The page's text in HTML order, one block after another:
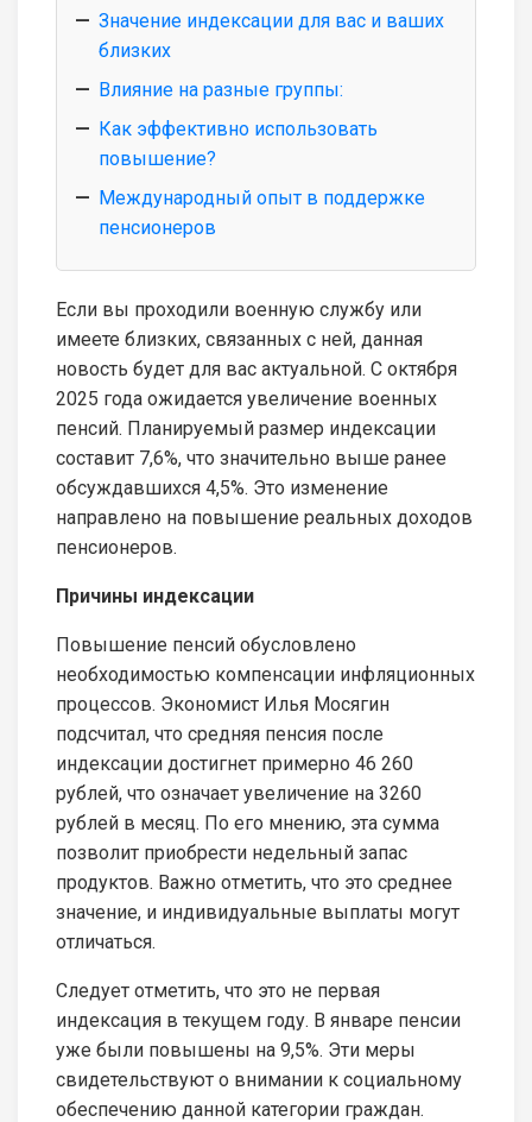
Значение индексации для вас и ваших
близких
Влияние на разные группы:
Как эффективно использовать
повышение?
Международный опыт в поддержке
пенсионеров
Если вы проходили военную службу или
имеете близких, связанных с ней, данная
новость будет для вас актуальной. С октября
2025 года ожидается увеличение военных
пенсий. Планируемый размер индексации
составит 7,6%, что значительно выше ранее
обсуждавшихся 4,5%. Это изменение
направлено на повышение реальных доходов
пенсионеров.
Причины индексации
Повышение пенсий обусловлено
необходимостью компенсации инфляционных
процессов. Экономист Илья Мосягин
подсчитал, что средняя пенсия после
индексации достигнет примерно 46 260
рублей, что означает увеличение на 3260
рублей в месяц. По его мнению, эта сумма
позволит приобрести недельный запас
продуктов. Важно отметить, что это среднее
значение, и индивидуальные выплаты могут
отличаться.
Следует отметить, что это не первая
индексация в текущем году. В январе пенсии
уже были повышены на 9,5%. Эти меры
свидетельствуют о внимании к социальному
обеспечению данной категории граждан.